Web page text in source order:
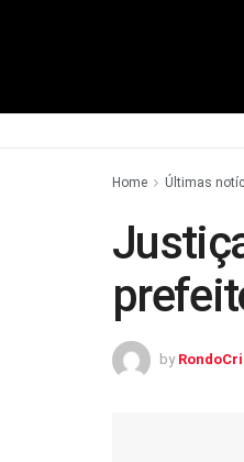
Home Últimas
by